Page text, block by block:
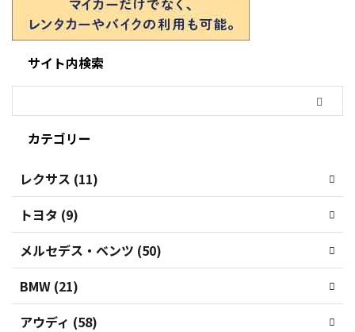
サイト内検索
カテゴリー
レクサス (11)
トヨタ (9)
メルセデス・ベンツ (50)
BMW (21)
アウディ (58)